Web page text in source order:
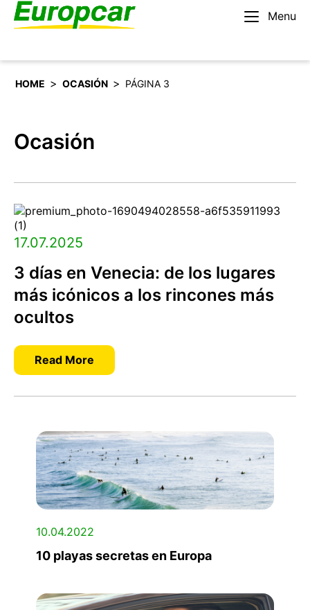
Menu
Español
HOME > OCASIÓN > PÁGINA 3
Ocasión
17.07.2025
3 días en Venecia: de los lugares
más icónicos a los rincones más
ocultos
Read More
10.04.2022
10 playas secretas en Europa